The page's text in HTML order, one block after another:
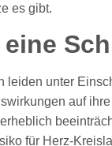
es gibt.
eine
leiden unter
auf
für Herz-